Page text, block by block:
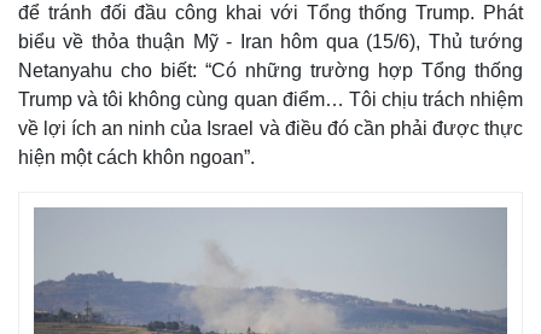
Thế giới
Cuộc sống đó đây
Hồ sơ
Multimedia
E-Magazine
để tránh đối đầu công khai với Tổng thống Trump. Phát
biểu về thỏa thuận Mỹ - Iran hôm qua (15/6), Thủ tướng
Netanyahu cho biết: “Có những trường hợp Tổng thống
Trump và tôi không cùng quan điểm… Tôi chịu trách nhiệm
về lợi ích an ninh của Israel và điều đó cần phải được thực
hiện một cách khôn ngoan”.